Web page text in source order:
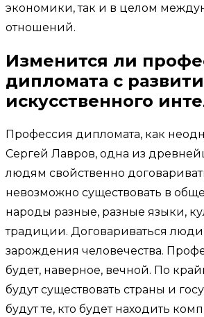
экономики, так и в целом
отношений.
Изменится ли
дипломата с
искусственного
Профессия дипломата, как
Сергей Лавров, одна из
людям свойственно
невозможно существовать в
народы разные, разные языки,
традиции. Договариваться
зарождения человечества.
будет, наверное, вечной. По
будут существовать страны и
будут те, кто будет находить